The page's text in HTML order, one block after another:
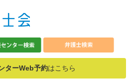
ターWeb予約はこちら